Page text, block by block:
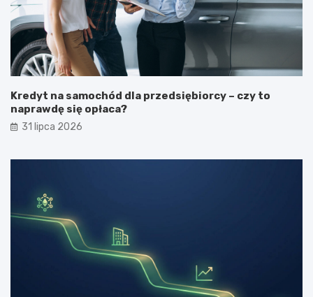
Kredyt na samochód dla przedsiębiorcy – czy to
naprawdę się opłaca?
31 lipca 2026